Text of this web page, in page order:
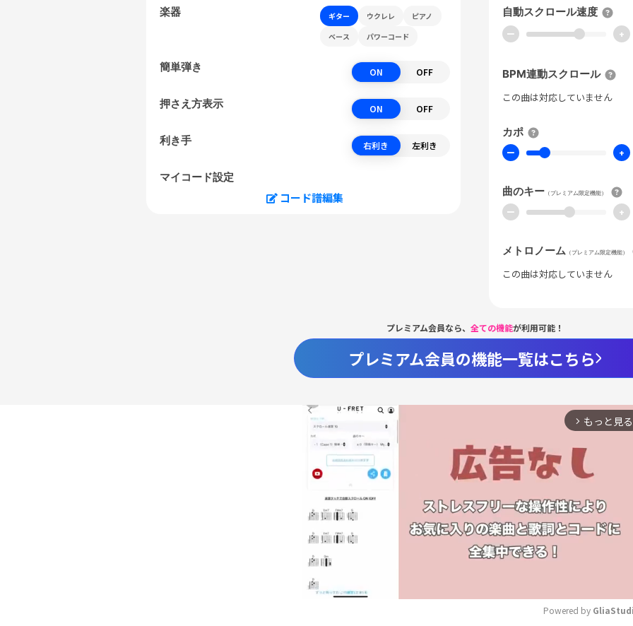
楽器 ギター ウクレレ
ピアノ
ベース
パワーコード
簡単弾き ON OFF
押さえ方表示 ON OFF
利き手 右利き 左利き
マイコード設定
コード譜編集
自動スクロール速度
ー +
BPM連動スクロール
この曲は対応していません
カポ
ー +
曲のキー （プレミアム限定機能）
ー +
メトロノーム （プレミアム限定機能）
この曲は対応していません
プレミアム会員なら、 全ての機能が利用可能！
プレミアム会員の機能一覧はこちら
arrow_forward_ios もっと見る
Powered by